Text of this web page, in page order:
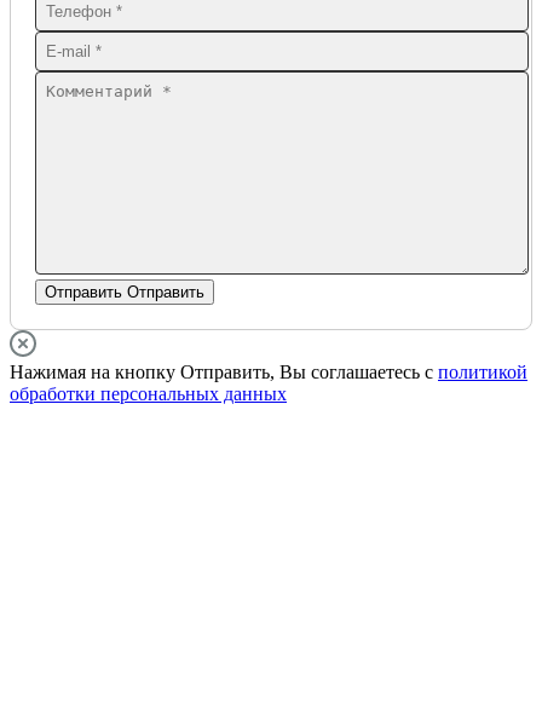
Отправить Отправить
Нажимая на кнопку Отправить, Вы соглашаетесь с политикой
обработки персональных данных